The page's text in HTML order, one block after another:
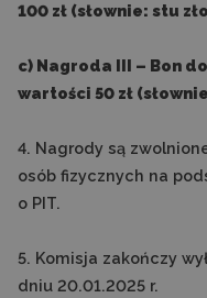
100 zł (słownie: stu
c) Nagroda III – Bon
wartości 50 zł
4. Nagrody są
osób fizycznych na
o PIT.
5. Komisja zakończy
dniu 20.01.2025 r.